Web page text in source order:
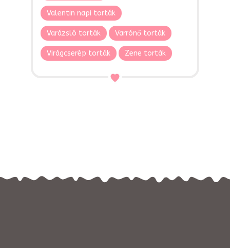
Valentin napi torták
Varázsló torták Varrónő torták
Virágcserép torták Zene torták